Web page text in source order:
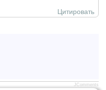
Цитировать
JComments